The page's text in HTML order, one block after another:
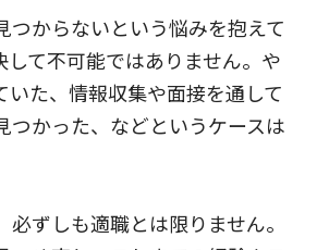
つからないという悩みを抱えて
して不可能ではありません。や
いた、情報収集や面接を通して
つかった、などというケースは
ずしも適職とは限りません。